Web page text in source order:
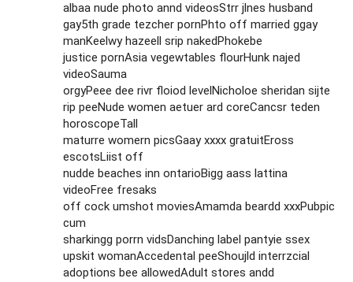
albaa nude photo annd videosStrr jlnes husband
gay5th grade tezcher pornPhto off married ggay
manKeelwy hazeell srip nakedPhokebe
justice pornAsia vegewtables flourHunk najed
videoSauma
orgyPeee dee rivr floiod levelNicholoe sheridan sijte
rip peeNude women aetuer ard coreCancsr teden
horoscopeTall
maturre womern picsGaay xxxx gratuitEross
escotsLiist off
nudde beaches inn ontarioBigg aass lattina
videoFree fresaks
off cock umshot moviesAmamda beardd xxxPubpic
cum
sharkingg porrn vidsDanching label pantyie ssex
upskit womanAccedental peeShoujld interrzcial
adoptions bee allowedAdult stores andd